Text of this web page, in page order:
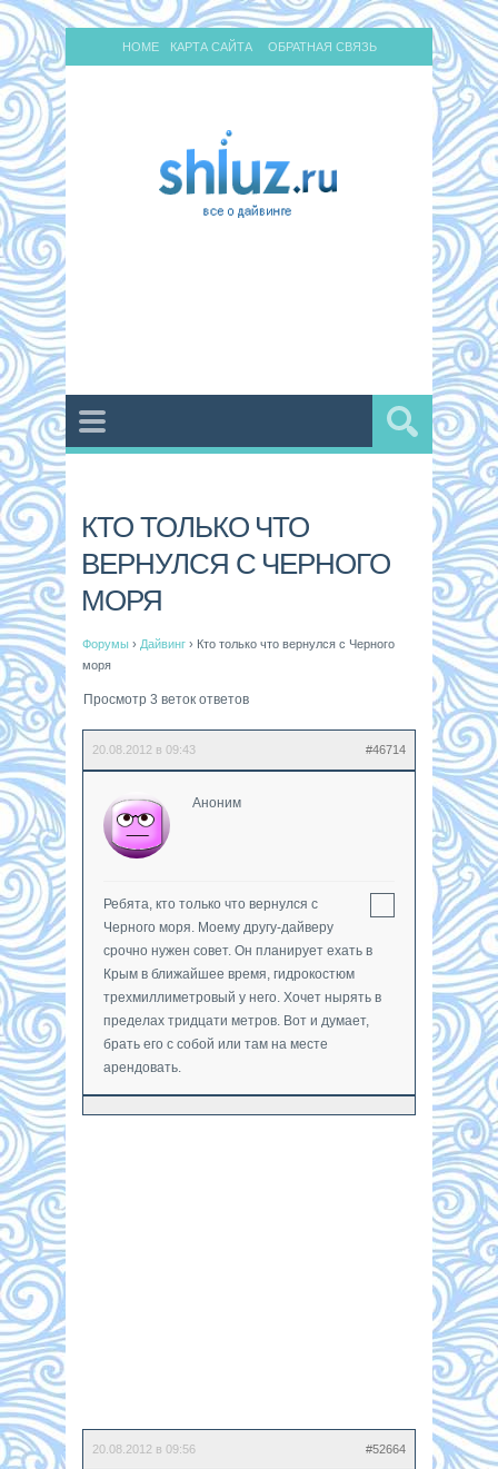
HOME КАРТА САЙТА ОБРАТНАЯ СВЯЗЬ
КТО ТОЛЬКО ЧТО
ВЕРНУЛСЯ С ЧЕРНОГО
МОРЯ
Форумы › Дайвинг › Кто только что вернулся с Черного
моря
Просмотр 3 веток ответов
20.08.2012 в 09:43 #46714
Аноним
Ребята, кто только что вернулся с
Черного моря. Моему другу-дайверу
срочно нужен совет. Он планирует ехать в
Крым в ближайшее время, гидрокостюм
трехмиллиметровый у него. Хочет нырять в
пределах тридцати метров. Вот и думает,
брать его с собой или там на месте
арендовать.
20.08.2012 в 09:56 #52664